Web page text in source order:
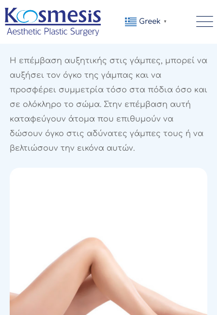
Greek ▼
Η επέμβαση αυξητικής στις γάμπες, μπορεί να
αυξήσει τον όγκο της γάμπας και να
προσφέρει συμμετρία τόσο στα πόδια όσο και
σε ολόκληρο το σώμα. Στην επέμβαση αυτή
καταφεύγουν άτομα που επιθυμούν να
δώσουν όγκο στις αδύνατες γάμπες τους ή να
βελτιώσουν την εικόνα αυτών.